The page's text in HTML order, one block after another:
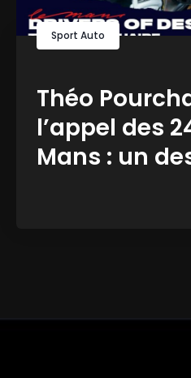
Sport Auto
Théo
l’appel des
Mans : un